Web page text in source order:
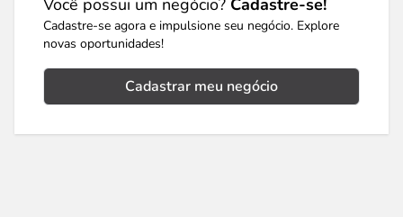
Você possui um negócio? Cadastre-se!
Cadastre-se agora e impulsione seu negócio. Explore
novas oportunidades!
Cadastrar meu negócio